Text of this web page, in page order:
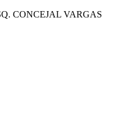
CONCEJAL VARGAS